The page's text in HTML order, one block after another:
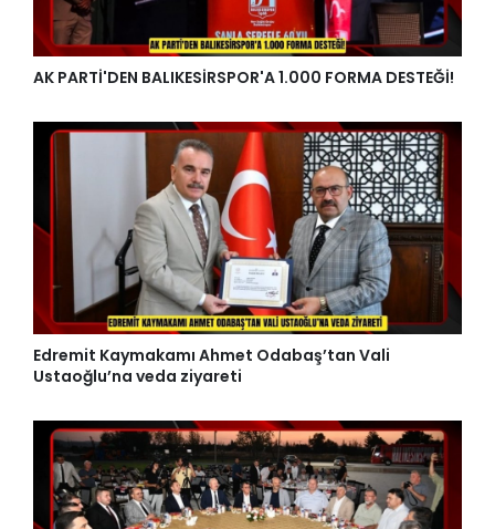
AK PARTİ'DEN BALIKESİRSPOR'A 1.000 FORMA DESTEĞİ!
Edremit Kaymakamı Ahmet Odabaş’tan Vali
Ustaoğlu’na veda ziyareti